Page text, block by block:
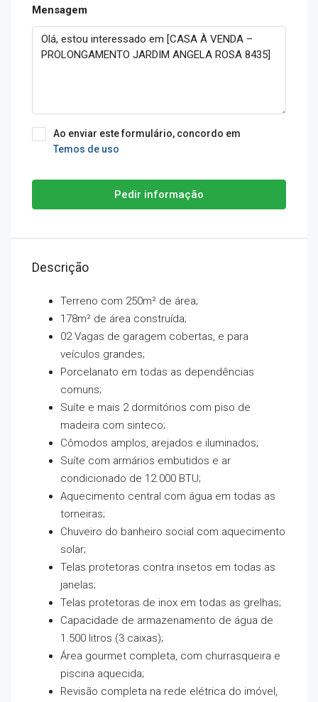
Mensagem
Ao enviar este formulário, concordo em
Temos de uso
Pedir informação
Descrição
Terreno com 250m² de área;
178m² de área construída;
02 Vagas de garagem cobertas, e para
veículos grandes;
Porcelanato em todas as dependências
comuns;
Suíte e mais 2 dormitórios com piso de
madeira com sinteco;
Cômodos amplos, arejados e iluminados;
Suíte com armários embutidos e ar
condicionado de 12.000 BTU;
Aquecimento central com água em todas as
torneiras;
Chuveiro do banheiro social com aquecimento
solar;
Telas protetoras contra insetos em todas as
janelas;
Telas protetoras de inox em todas as grelhas;
Capacidade de armazenamento de água de
1.500 litros (3 caixas);
Área gourmet completa, com churrasqueira e
piscina aquecida;
Revisão completa na rede elétrica do imóvel,